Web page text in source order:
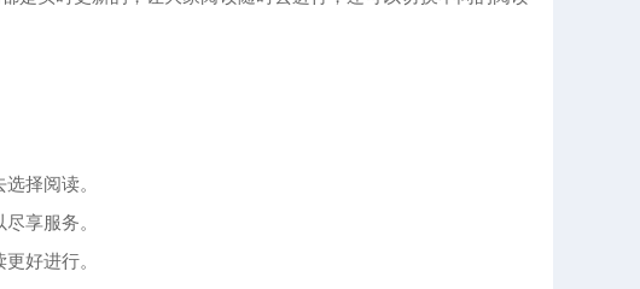
择阅读。
享服务。
好进行。